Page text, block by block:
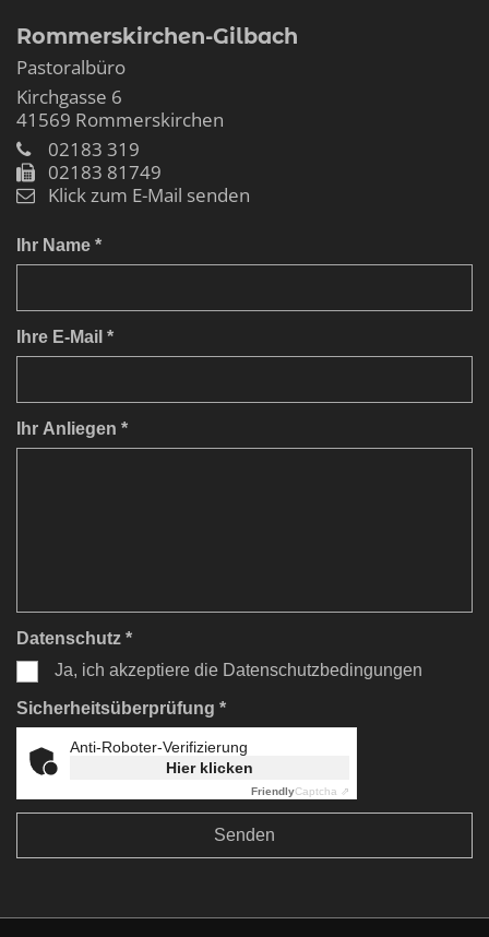
Rommerskirchen-Gilbach
Pastoralbüro
Kirchgasse 6
41569 Rommerskirchen
02183 319
02183 81749
Klick zum E-Mail senden
Ihr Name *
Ihre E-Mail *
Ihr Anliegen *
Datenschutz *
Ja, ich akzeptiere die Datenschutzbedingungen
Sicherheitsüberprüfung *
Anti-Roboter-Verifizierung
Hier klicken
FriendlyCaptcha ⇗